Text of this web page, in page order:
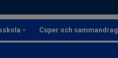
Cuper och sammandrag